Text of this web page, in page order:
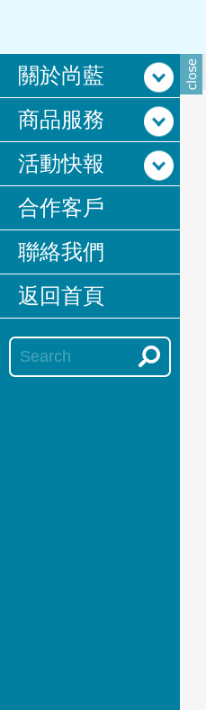
關於尚藍
商品服務
活動快報
合作客戶
聯絡我們
返回首頁